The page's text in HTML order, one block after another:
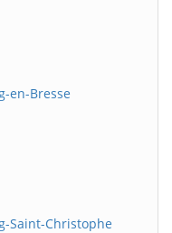
en-Bresse
Saint-Christophe